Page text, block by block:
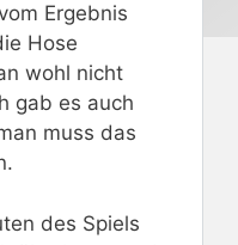
Ergebnis
Hose
wohl nicht
gab es auch
muss das
des Spiels